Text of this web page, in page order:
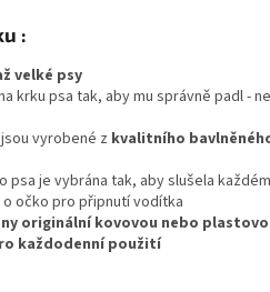
:
velké psy
krku psa tak, aby mu správně padl -
vyrobené z kvalitního
psa je vybrána tak, aby slušela
očko pro připnutí vodítka
originální kovovou nebo
každodenní použití